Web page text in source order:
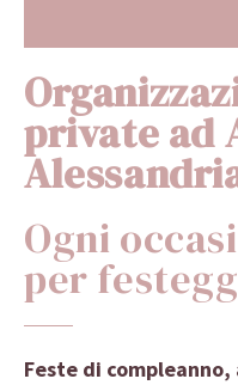
private ad
Ogni
per
Feste di